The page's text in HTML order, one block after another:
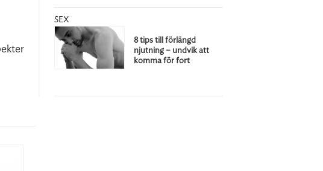
SEX
8 tips till förlängd
njutning – undvik att
komma för fort